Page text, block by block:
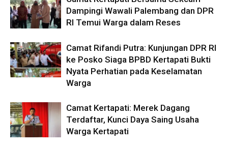
Dampingi Wawali Palembang dan DPR
RI Temui Warga dalam Reses
Camat Rifandi Putra: Kunjungan DPR RI
ke Posko Siaga BPBD Kertapati Bukti
Nyata Perhatian pada Keselamatan
Warga
Camat Kertapati: Merek Dagang
Terdaftar, Kunci Daya Saing Usaha
Warga Kertapati